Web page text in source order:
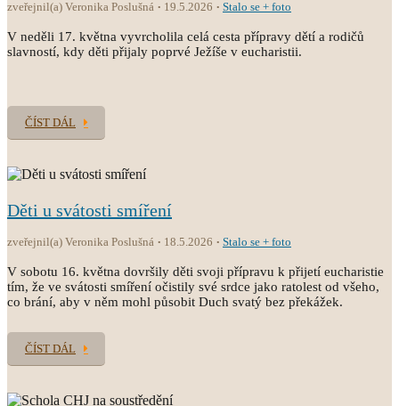
zveřejnil(a) Veronika Poslušná 19.5.2026 Stalo se + foto
V neděli 17. května vyvrcholila celá cesta přípravy dětí a rodičů
slavností, kdy děti přijaly poprvé Ježíše v eucharistii.
ČÍST DÁL
Děti u svátosti smíření
zveřejnil(a) Veronika Poslušná 18.5.2026 Stalo se + foto
V sobotu 16. května dovršily děti svoji přípravu k přijetí eucharistie
tím, že ve svátosti smíření očistily své srdce jako ratolest od všeho,
co brání, aby v něm mohl působit Duch svatý bez překážek.
ČÍST DÁL